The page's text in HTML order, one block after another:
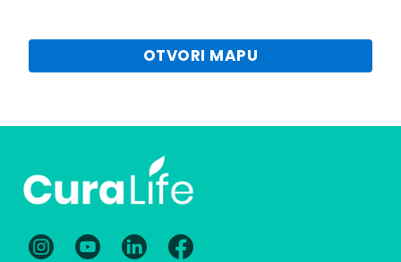
OTVORI MAPU